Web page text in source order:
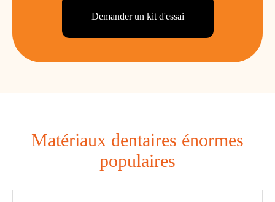
Demander un kit d'essai
Matériaux dentaires énormes
populaires